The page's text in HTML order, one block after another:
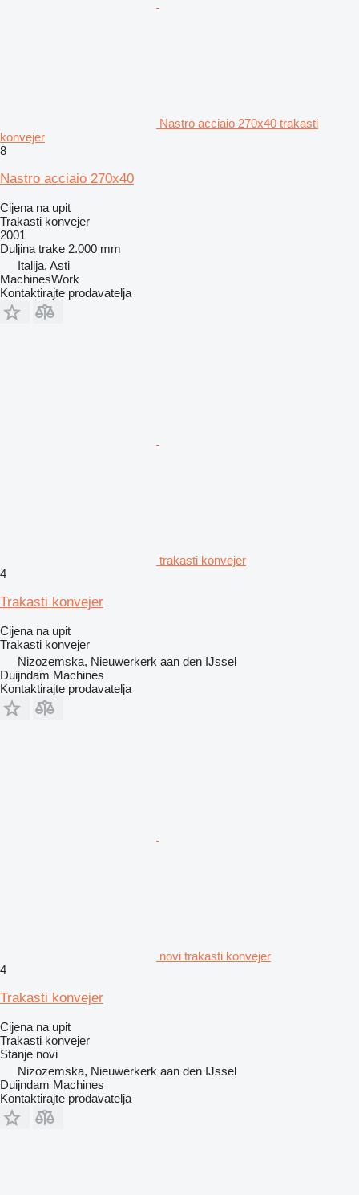
Nastro acciaio 270x40 trakasti
konvejer
8
Nastro acciaio 270x40
Cijena na upit
Trakasti konvejer
2001
Duljina trake 2.000 mm
Italija, Asti
MachinesWork
Kontaktirajte prodavatelja
trakasti konvejer
4
Trakasti konvejer
Cijena na upit
Trakasti konvejer
Nizozemska, Nieuwerkerk aan den IJssel
Duijndam Machines
Kontaktirajte prodavatelja
novi trakasti konvejer
4
Trakasti konvejer
Cijena na upit
Trakasti konvejer
Stanje novi
Nizozemska, Nieuwerkerk aan den IJssel
Duijndam Machines
Kontaktirajte prodavatelja